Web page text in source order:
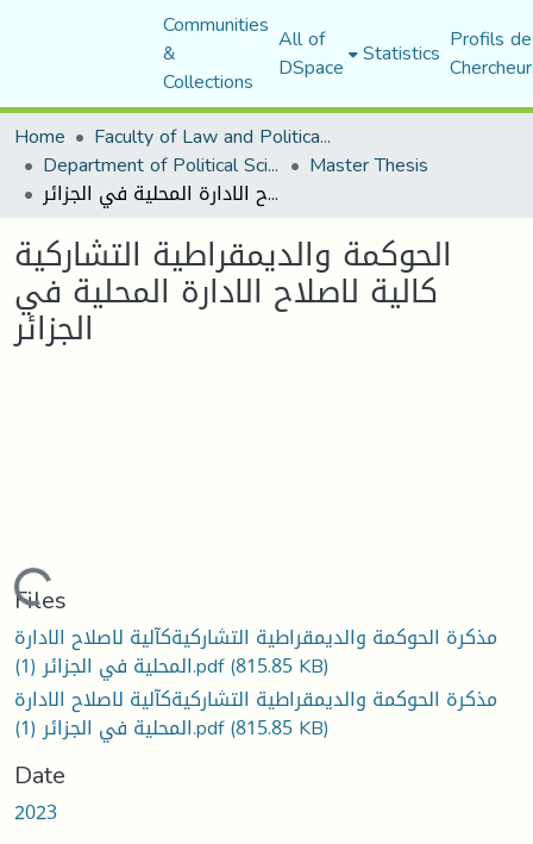
Communities
&
Collections
All of
DSpace Statistics Profils
Home
Faculty of Law and Political Science
Department of Political Sciences Master Thesis
الحوكمة والديمقراطية التشاركية كالية لاصلاح الادارة المحلية في الجزائر
الحوكمة والديمقراطية التشاركية
كالية لاصلاح الادارة المحلية في
الجزائر
Files
مذكرة الحوكمة والديمقراطية التشاركيةكآلية لاصلاح الادارة
المحلية في الجزائر (1).pdf(815.85 KB)
مذكرة الحوكمة والديمقراطية التشاركيةكآلية لاصلاح الادارة
المحلية في الجزائر (1).pdf(815.85 KB)
Date
2023